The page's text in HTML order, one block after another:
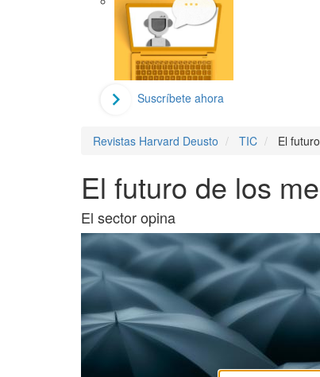
Suscríbete ahora
Revistas Harvard Deusto TIC El
El futuro de los
El sector opina